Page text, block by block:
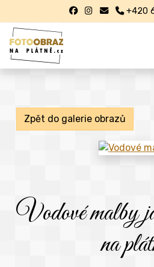
+420
Zpět do galerie obrazů
Vodové malby
na